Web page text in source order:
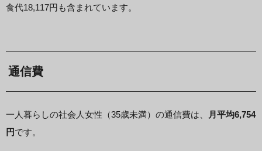
食代18,117円も含まれています。
通信費
一人暮らしの社会人女性（35歳未満）の通信費は、
月平均6,754
円です。